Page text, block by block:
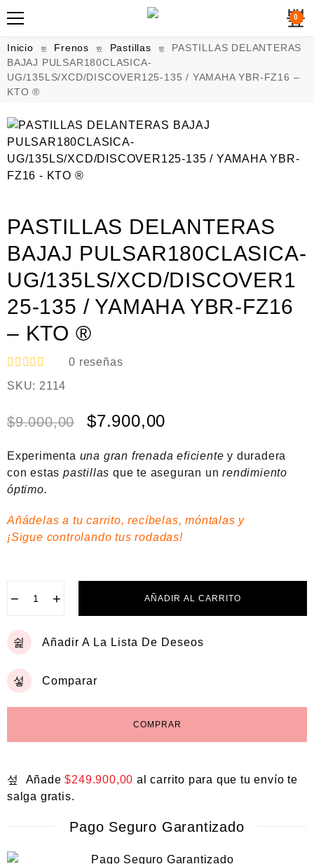
0
Inicio Frenos Pastillas
PASTILLAS DELANTERAS
BAJAJ PULSAR180CLASICA-
UG/135LS/XCD/DISCOVER125-135 / YAMAHA YBR-FZ16 –
KTO ®
PASTILLAS DELANTERAS
BAJAJ PULSAR180CLASICA-
UG/135LS/XCD/DISCOVER1
25-135 / YAMAHA YBR-FZ16
– KTO ®
V
a
r
o
e
n
0
e
0 reseñas
SKU: 2114
$9.000,00 $7.900,00
Experimenta una gran frenada eficiente y duradera
con estaspastillas que te aseguran unrendimiento
óptimo.
Añádelas a tu carrito, recíbelas, móntalas y
¡Sigue controlando tus rodadas!
− + AÑADIR AL CARRITO
Añadir A La Lista De Deseos
Comparar
COMPRAR
Añade$249.900,00 al carrito para que tu envío te
salga gratis.
Pago Seguro Garantizado